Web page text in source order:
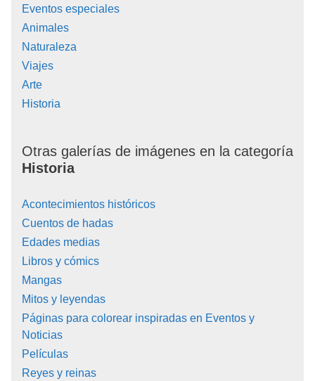
Eventos especiales
Animales
Naturaleza
Viajes
Arte
Historia
Otras galerías de imágenes en la categoría
Historia
Acontecimientos históricos
Cuentos de hadas
Edades medias
Libros y cómics
Mangas
Mitos y leyendas
Páginas para colorear inspiradas en Eventos y
Noticias
Películas
Reyes y reinas